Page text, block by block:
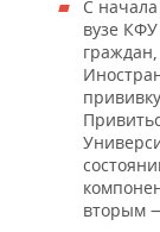
БИЗНЕС-
ONLINE-
ОТКРЫТАЯ
ФУТБОЛ
ХОККЕЙ
БАСКЕТБОЛ
ВОЛЕЙБОЛ
НОВОСТИ
ВЛАСТЬ
ИСТОРИЯ
ФОТОГАЛЕРЕЯ
СЮЖЕТЫ
СПРАВОЧНИК
СПИСОК
ПОЛНАЯ
С
вузе КФУ
вторым